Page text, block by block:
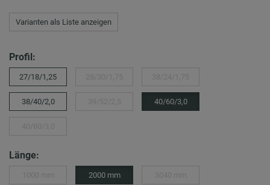
Varianten als Liste anzeigen
Profil:
27/18/1,25
38/40/2,0 40/60/3,0
Länge:
2000 mm